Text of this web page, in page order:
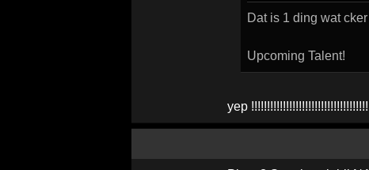
Dat is 1 ding wat
Upcoming Talent!
yep